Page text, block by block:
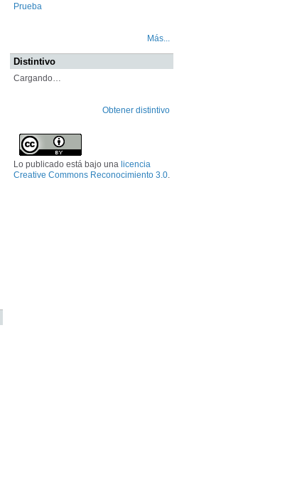
Prueba
Más...
Distintivo
Cargando…
Obtener distintivo
Lo publicado está bajo una licencia
Creative Commons Reconocimiento 3.0.